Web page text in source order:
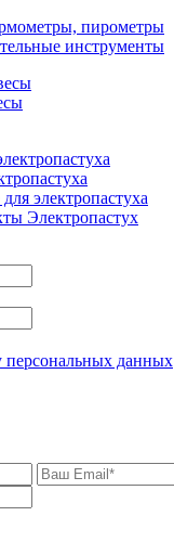
пирометры
инструменты
электропастуха
Электропастух
персональных данных